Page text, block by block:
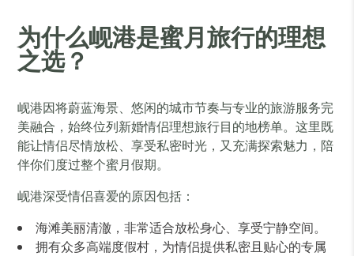
为什么岘港是蜜月旅行的理想
之选？
岘港因将蔚蓝海景、悠闲的城市节奏与专业的旅游服务完
美融合，始终位列新婚情侣理想旅行目的地榜单。这里既
能让情侣尽情放松、享受私密时光，又充满探索魅力，陪
伴你们度过整个蜜月假期。
岘港深受情侣喜爱的原因包括：
海滩美丽清澈，非常适合放松身心、享受宁静空间。
拥有众多高端度假村，为情侣提供私密且贴心的专属